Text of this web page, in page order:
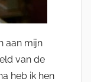
aan mijn
van de
heb ik hen